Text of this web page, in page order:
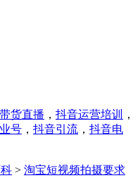
货直播 ， 抖音运营培训
，
号 ， 抖音引流 ， 抖音电
> 淘宝短视频拍摄要求